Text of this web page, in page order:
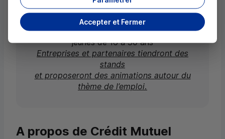
de 10 h à 19 h 30 auCICEst
31 rue Jean Wenger Valentin à Strasbourg
Entrée libre, gratuite et sans inscription aux
jeunes de 16 à 30 ans
Entreprises et partenaires tiendront des
stands
et proposeront des animations autour du
thème de l’emploi.
A propos de Crédit Mutuel
Accepter et Fermer